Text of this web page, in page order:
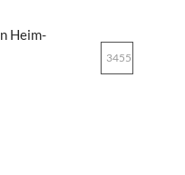
Heim-
3455